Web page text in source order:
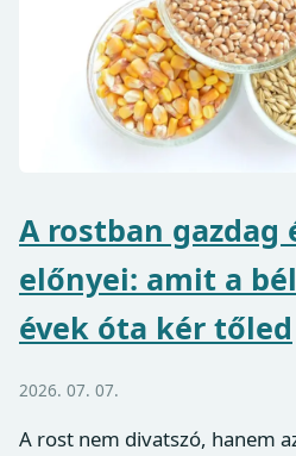
A rostban gazdag
előnyei: amit a
évek óta kér tőled
2026. 07. 07.
A rost nem divatszó, hanem